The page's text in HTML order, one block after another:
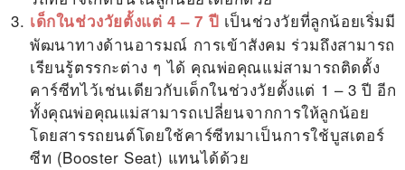
เด็กในช่วงวัยตั้งแต่ 4 – 7 ปี เป็นช่วงวัยที่ลูกน้อยเริ่มมี
พัฒนาทางด้านอารมณ์ การเข้าสังคม ร่วมถึงสามารถ
เรียนรู้ตรรกะต่าง ๆ ได้ คุณพ่อคุณแม่สามารถติดตั้ง
คาร์ซีทไว้เช่นเดียวกับเด็กในช่วงวัยตั้งแต่ 1 – 3 ปี อีก
ทั้งคุณพ่อคุณแม่สามารถเปลี่ยนจากการให้ลูกน้อย
โดยสารรถยนต์โดยใช้คาร์ซีทมาเป็นการใช้บูสเตอร์
ซีท (Booster Seat) แทนได้ด้วย